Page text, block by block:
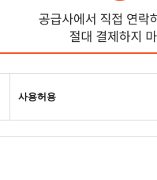
사용허용